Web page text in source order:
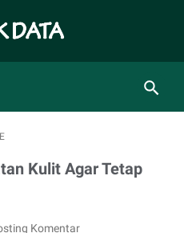
Kulit Agar Tetap
Komentar